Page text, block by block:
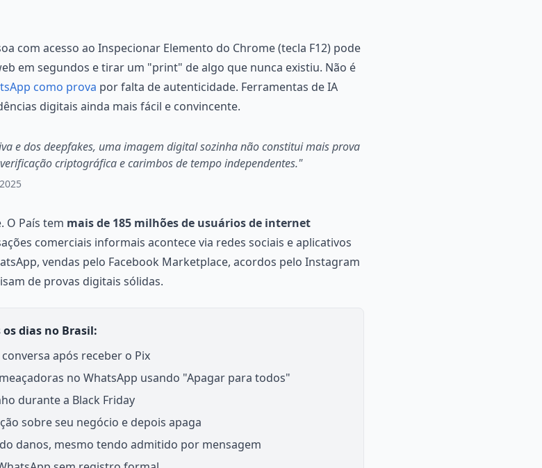
com acesso ao Inspecionar Elemento do Chrome (tecla F12) pode
em segundos e tirar um "print" de algo que nunca existiu. Não é
como prova por falta de autenticidade. Ferramentas de IA
digitais ainda mais fácil e convincente.
e dos deepfakes, uma imagem digital sozinha não constitui mais prova
criptográfica e carimbos de tempo independentes."
O País tem mais de 185 milhões de usuários de internet
comerciais informais acontece via redes sociais e aplicativos
vendas pelo Facebook Marketplace, acordos pelo Instagram
de provas digitais sólidas.
dias no Brasil:
após receber o Pix
no WhatsApp usando "Apagar para todos"
durante a Black Friday
sobre seu negócio e depois apaga
danos, mesmo tendo admitido por mensagem